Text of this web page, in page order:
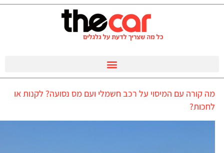
מה קורה עם המיסוי על רכב חשמלי ועם מס נסועה? לקנות או
לחכות?